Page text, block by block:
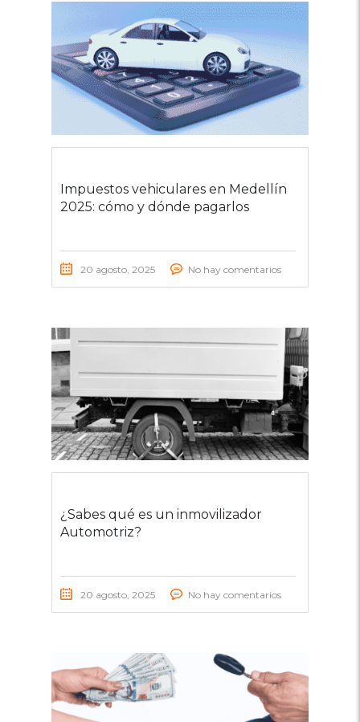
Impuestos vehiculares en Medellín
2025: cómo y dónde pagarlos
20 agosto, 2025 No hay comentarios
¿Sabes qué es un inmovilizador
Automotriz?
20 agosto, 2025 No hay comentarios